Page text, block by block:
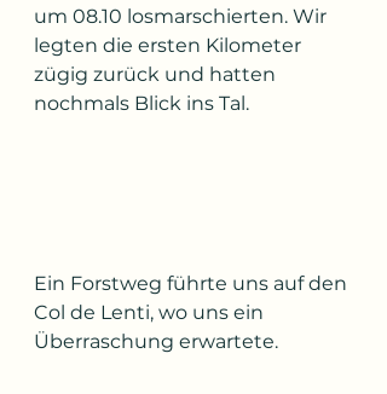
um 08.10 losmarschierten. Wir
legten die ersten Kilometer
zügig zurück und hatten
nochmals Blick ins Tal.
Ein Forstweg führte uns auf den
Col de Lenti, wo uns ein
Überraschung erwartete.